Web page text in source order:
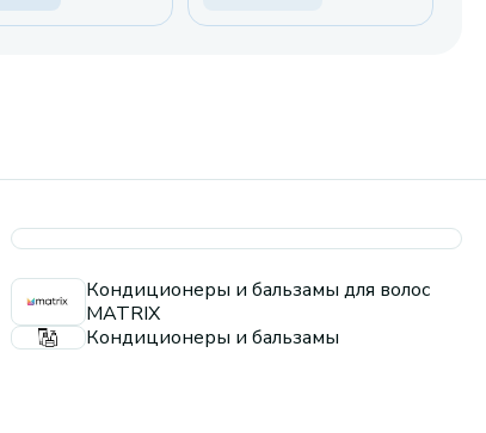
Кондиционеры и бальзамы для волос
MATRIX
Кондиционеры и бальзамы